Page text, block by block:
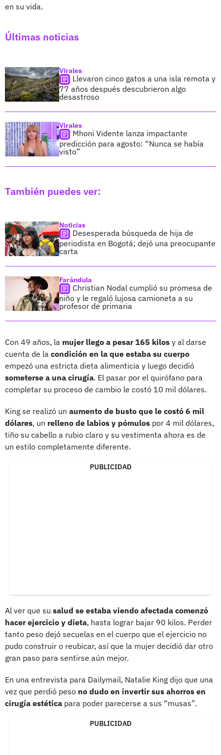
en su vida.
Últimas noticias
Virales
Llevaron cinco gatos a una isla remota y
77 años después descubrieron algo
desastroso
Virales
Mhoni Vidente lanza impactante
predicción para agosto: “Nunca se había
visto”
También puedes ver:
Noticias
Desesperada búsqueda de hija de
periodista en Bogotá; dejó una preocupante
carta
Farándula
Christian Nodal cumplió su promesa de
niño y le regaló lujosa camioneta a su
profesor de primaria
Con 49 años, la mujer llego a pesar 165 kilos y al darse
cuenta de la condición en la que estaba su cuerpo
empezó una estricta dieta alimenticia y luego decidió
someterse a una cirugía. El pasar por el quirófano para
completar su proceso de cambio le costó 10 mil dólares.
King se realizó un aumento de busto que le costó 6 mil
dólares, un relleno de labios y pómulos por 4 mil dólares,
tiño su cabello a rubio claro y su vestimenta ahora es de
un estilo completamente diferente.
PUBLICIDAD
Al ver que su salud se estaba viendo afectada comenzó
hacer ejercicio y dieta, hasta lograr bajar 90 kilos. Perder
tanto peso dejó secuelas en el cuerpo que el ejercicio no
pudo construir o reubicar, así que la mujer decidió dar otro
gran paso para sentirse aún mejor.
En una entrevista para Dailymail, Natalie King dijo que una
vez que perdió peso no dudo en invertir sus ahorros en
cirugía estética para poder parecerse a sus “musas”.
PUBLICIDAD